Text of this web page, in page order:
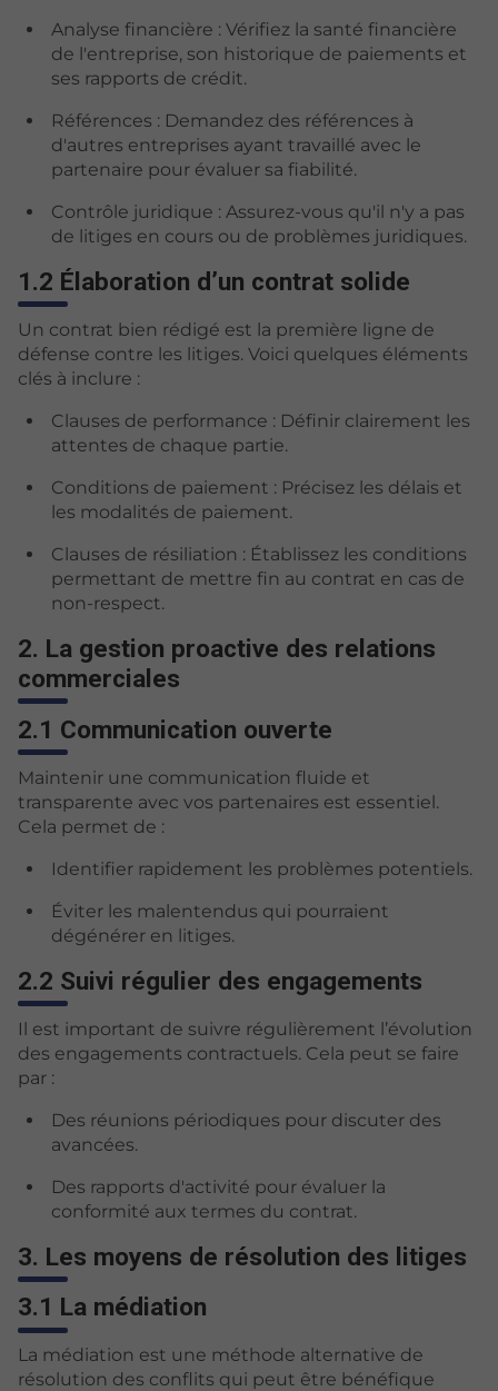
Analyse financière : Vérifiez la santé financière
de l'entreprise, son historique de paiements et
ses rapports de crédit.
Références : Demandez des références à
d'autres entreprises ayant travaillé avec le
partenaire pour évaluer sa fiabilité.
Contrôle juridique : Assurez-vous qu'il n'y a pas
de litiges en cours ou de problèmes juridiques.
1.2 Élaboration d’un contrat solide
Un contrat bien rédigé est la première ligne de
défense contre les litiges. Voici quelques éléments
clés à inclure :
Clauses de performance : Définir clairement les
attentes de chaque partie.
Conditions de paiement : Précisez les délais et
les modalités de paiement.
Clauses de résiliation : Établissez les conditions
permettant de mettre fin au contrat en cas de
non-respect.
2. La gestion proactive des relations
commerciales
2.1 Communication ouverte
Maintenir une communication fluide et
transparente avec vos partenaires est essentiel.
Cela permet de :
Identifier rapidement les problèmes potentiels.
Éviter les malentendus qui pourraient
dégénérer en litiges.
2.2 Suivi régulier des engagements
Il est important de suivre régulièrement l’évolution
des engagements contractuels. Cela peut se faire
par :
Des réunions périodiques pour discuter des
avancées.
Des rapports d'activité pour évaluer la
conformité aux termes du contrat.
3. Les moyens de résolution des litiges
3.1 La médiation
La médiation est une méthode alternative de
résolution des conflits qui peut être bénéfique